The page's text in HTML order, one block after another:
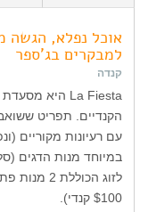
אוכל נפלא,
למבקרים בג'ספר
קנדה
הקנדיים. תפריט
במיוחד מנות הדגים
$100 קנדי).